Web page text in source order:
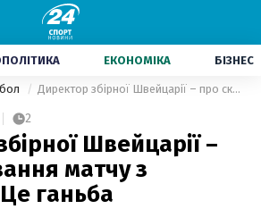
ЕКОНОМІКА БІЗНЕС
Директор збірної Швейцарії – про скасування матчу з Україною: Це ганьба
2
Швейцарії –
матчу з
ганьба